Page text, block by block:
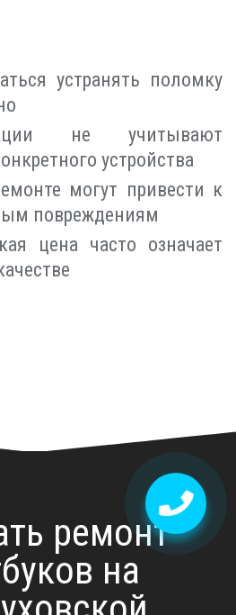
устранять поломку
не учитывают
устройства
могут привести к
повреждениям
цена часто означает
ремонт
на